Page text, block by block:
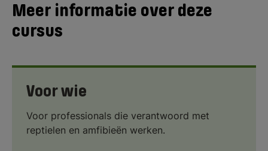
Meer informatie over deze
cursus
Voor wie
Voor professionals die verantwoord met
reptielen en amfibieën werken.